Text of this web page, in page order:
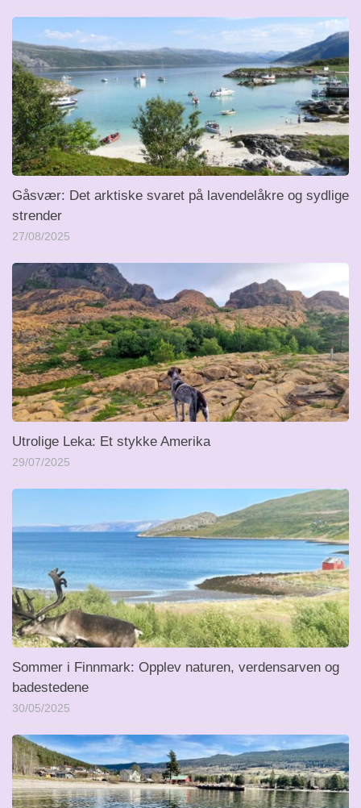
Gåsvær: Det arktiske svaret på lavendelåkre og sydlige
strender
27/08/2025
Utrolige Leka: Et stykke Amerika
29/07/2025
Sommer i Finnmark: Opplev naturen, verdensarven og
badestedene
30/05/2025